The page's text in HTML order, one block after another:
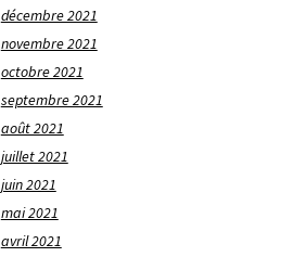
décembre 2021
novembre 2021
octobre 2021
septembre 2021
août 2021
juillet 2021
juin 2021
mai 2021
avril 2021